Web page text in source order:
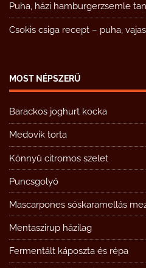
Puha, házi hamburgerzsemle
Csokis csiga recept – puha,
MOST NÉPSZERŰ
Barackos joghurt kocka
Medovik torta
Könnyű citromos szelet
Puncsgolyó
Mascarpones sóskaramellás
Mentaszirup házilag
Fermentált káposzta és répa